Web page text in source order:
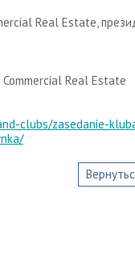
Real Estate,
Real Estate
clubs/zasedanie-